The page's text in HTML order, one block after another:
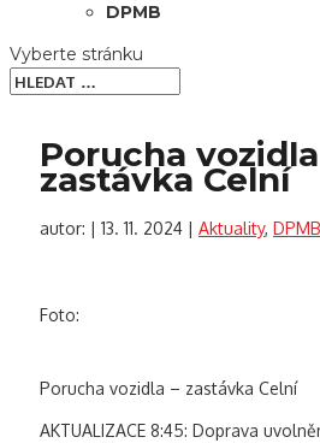
DPMB
Vyberte stránku
Porucha
zastávka Celní
autor: | 13. 11. 2024 | Aktuality, DPMB
Foto:
Porucha vozidla – zastávka Celní
AKTUALIZACE 8:45: Doprava